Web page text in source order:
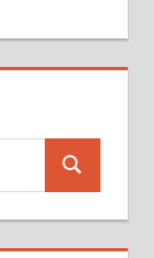
Suchen